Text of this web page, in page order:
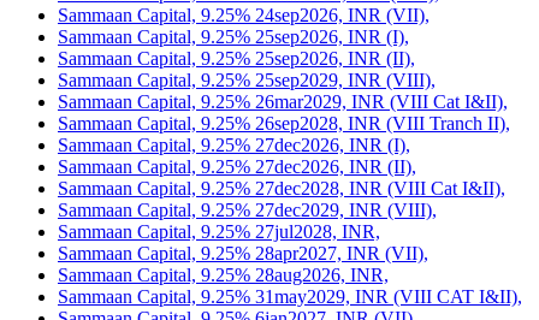
Sammaan Capital, 9.25% 24sep2026, INR (VII),
Sammaan Capital, 9.25% 25sep2026, INR (I),
Sammaan Capital, 9.25% 25sep2026, INR (II),
Sammaan Capital, 9.25% 25sep2029, INR (VIII),
Sammaan Capital, 9.25% 26mar2029, INR (VIII Cat I&II),
Sammaan Capital, 9.25% 26sep2028, INR (VIII Tranch II),
Sammaan Capital, 9.25% 27dec2026, INR (I),
Sammaan Capital, 9.25% 27dec2026, INR (II),
Sammaan Capital, 9.25% 27dec2028, INR (VIII Cat I&II),
Sammaan Capital, 9.25% 27dec2029, INR (VIII),
Sammaan Capital, 9.25% 27jul2028, INR,
Sammaan Capital, 9.25% 28apr2027, INR (VII),
Sammaan Capital, 9.25% 28aug2026, INR,
Sammaan Capital, 9.25% 31may2029, INR (VIII CAT I&II),